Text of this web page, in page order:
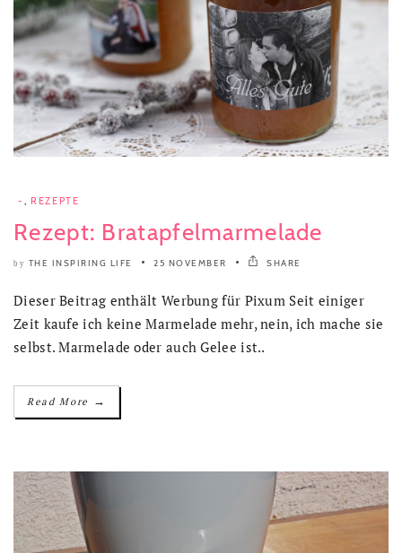
- REZEPTE
Rezept: Bratapfelmarmelade
by THE INSPIRING LIFE 25 NOVEMBER SHARE
Dieser Beitrag enthält Werbung für Pixum Seit einiger
Zeit kaufe ich keine Marmelade mehr, nein, ich mache sie
selbst. Marmelade oder auch Gelee ist..
Read More →